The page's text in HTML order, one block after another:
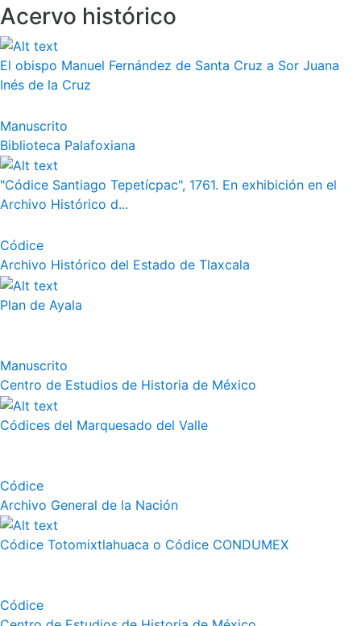
Acervo histórico
El obispo Manuel Fernández de Santa Cruz a Sor Juana
Inés de la Cruz
Manuscrito
Biblioteca Palafoxiana
"Códice Santiago Tepetícpac", 1761. En exhibición en el
Archivo Histórico d...
Códice
Archivo Histórico del Estado de Tlaxcala
Plan de Ayala
Manuscrito
Centro de Estudios de Historia de México
Códices del Marquesado del Valle
Códice
Archivo General de la Nación
Códice Totomixtlahuaca o Códice CONDUMEX
Códice